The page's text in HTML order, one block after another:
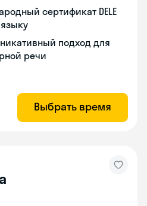
сертификат DELE
подход для
речи
Выбрать время